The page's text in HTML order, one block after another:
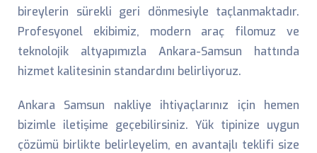
bireylerin sürekli geri dönmesiyle taçlanmaktadır.
Profesyonel ekibimiz, modern araç filomuz ve
teknolojik altyapımızla Ankara-Samsun hattında
hizmet kalitesinin standardını belirliyoruz.
Ankara Samsun nakliye ihtiyaçlarınız için hemen
bizimle iletişime geçebilirsiniz. Yük tipinize uygun
çözümü birlikte belirleyelim, en avantajlı teklifi size